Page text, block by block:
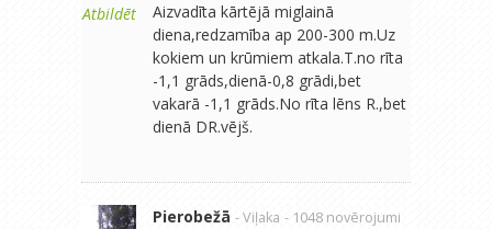
Atbildēt
Aizvadīta kārtējā miglainā
diena,redzamība ap 200-300 m.Uz
kokiem un krūmiem atkala.T.no rīta
-1,1 grāds,dienā-0,8 grādi,bet
vakarā -1,1 grāds.No rīta lēns R.,bet
dienā DR.vējš.
Pierobežā - Viļaka - 1048 novērojumi